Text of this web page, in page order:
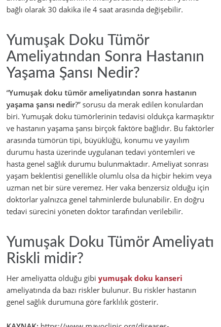
bağlı olarak 30 dakika ile 4 saat arasında değişebilir.
Yumuşak Doku Tümör
Ameliyatından Sonra Hastanın
Yaşama Şansı Nedir?
“Yumuşak doku tümör ameliyatından sonra hastanın
yaşama şansı nedir?” sorusu da merak edilen konulardan
biri. Yumuşak doku tümörlerinin tedavisi oldukça karmaşıktır
ve hastanın yaşama şansı birçok faktöre bağlıdır. Bu faktörler
arasında tümörün tipi, büyüklüğü, konumu ve yayılım
durumu hasta üzerinde uygulanan tedavi yöntemleri ve
hasta genel sağlık durumu bulunmaktadır. Ameliyat sonrası
yaşam beklentisi genellikle olumlu olsa da hiçbir hekim veya
uzman net bir süre veremez. Her vaka benzersiz olduğu için
doktorlar yalnızca genel tahminlerde bulunabilir. En doğru
tedavi sürecini yöneten doktor tarafından verilebilir.
Yumuşak Doku Tümör Ameliyatı
Riskli midir?
Her ameliyatta olduğu gibi yumuşak doku kanseri
ameliyatında da bazı riskler bulunur. Bu riskler hastanın
genel sağlık durumuna göre farklılık gösterir.